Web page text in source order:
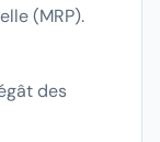
(MRP).
des